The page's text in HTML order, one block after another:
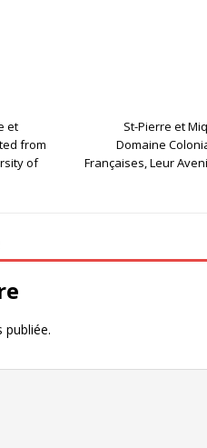
et
from
of
St-Pierre et
Domaine
Françaises, Leur
publiée.